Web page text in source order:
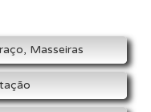
Masseiras